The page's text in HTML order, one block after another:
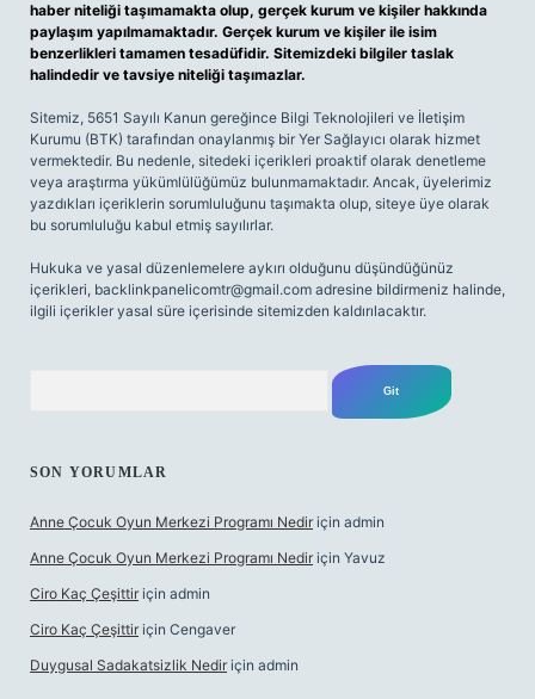
haber niteliği taşımamakta olup, gerçek kurum ve kişiler hakkında
paylaşım yapılmamaktadır. Gerçek kurum ve kişiler ile isim
benzerlikleri tamamen tesadüfidir. Sitemizdeki bilgiler taslak
halindedir ve tavsiye niteliği taşımazlar.
Sitemiz, 5651 Sayılı Kanun gereğince Bilgi Teknolojileri ve İletişim
Kurumu (BTK) tarafından onaylanmış bir Yer Sağlayıcı olarak hizmet
vermektedir. Bu nedenle, sitedeki içerikleri proaktif olarak denetleme
veya araştırma yükümlülüğümüz bulunmamaktadır. Ancak, üyelerimiz
yazdıkları içeriklerin sorumluluğunu taşımakta olup, siteye üye olarak
bu sorumluluğu kabul etmiş sayılırlar.
Hukuka ve yasal düzenlemelere aykırı olduğunu düşündüğünüz
içerikleri, backlinkpanelicomtr@gmail.com adresine bildirmeniz halinde,
ilgili içerikler yasal süre içerisinde sitemizden kaldırılacaktır.
SON YORUMLAR
Anne Çocuk Oyun Merkezi Programı Nedir için admin
Anne Çocuk Oyun Merkezi Programı Nedir için Yavuz
Ciro Kaç Çeşittir için admin
Ciro Kaç Çeşittir için Cengaver
Duygusal Sadakatsizlik Nedir için admin